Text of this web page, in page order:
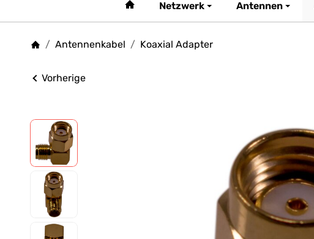
#custom.linkHome#
Netzwerk Antennen
/ Antennenkabel / Koaxial Adapter
Vorherige